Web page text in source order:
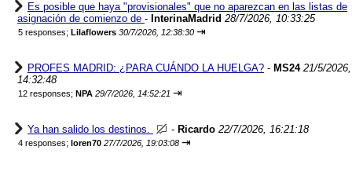
Es posible que haya "provisionales" que no aparezcan en las listas de
asignación de comienzo de - InterinaMadrid 28/7/2026, 10:33:25
5 responses; Lilaflowers 30/7/2026, 12:38:30 ⇥
PROFES MADRID: ¿PARA CUÁNDO LA HUELGA? - MS24 21/5/2026,
14:32:48
12 responses; NPA 29/7/2026, 14:52:21 ⇥
Ya han salido los destinos. - Ricardo 22/7/2026, 16:21:18
4 responses; loren70 27/7/2026, 19:03:08 ⇥